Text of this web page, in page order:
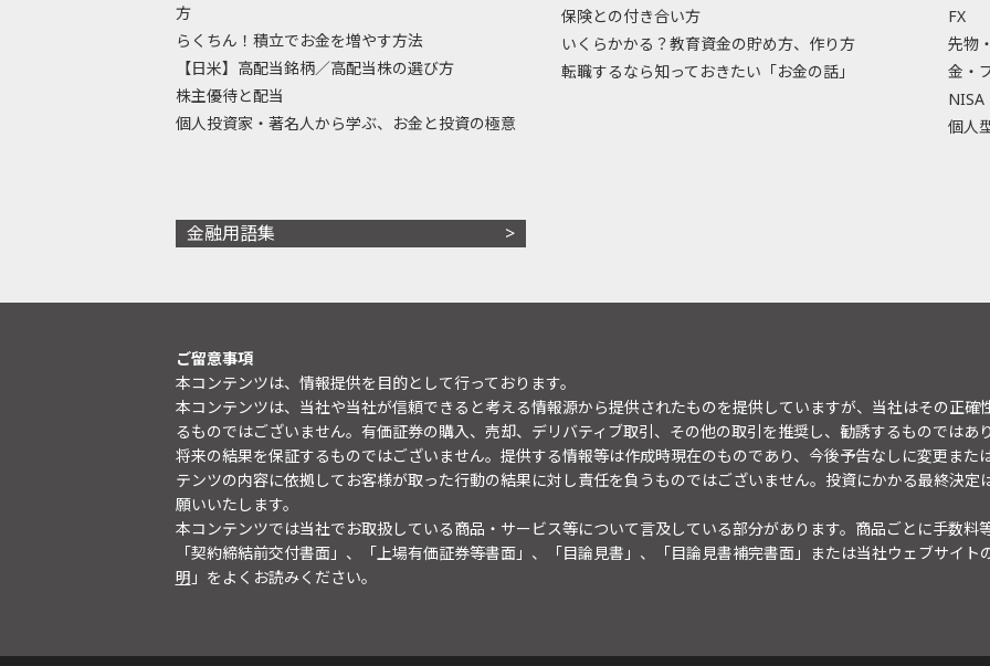
方
らくちん！積立でお金を増やす方法
【日米】高配当銘柄／高配当株の選び方
株主優待と配当
個人投資家・著名人から学ぶ、お金と投資の極意
保険との付き合い方
いくらかかる？教育資金の貯め方、作り方
転職するなら知っておきたい「お金の話」
FX
先物
金・
NISA
個人
金融用語集
ご留意事項
本コンテンツは、情報提供を目的として行っております。
本コンテンツは、当社や当社が信頼できると考える情報源から提供されたものを提供していますが、当社はその正
るものではございません。有価証券の購入、売却、デリバティブ取引、その他の取引を推奨し、勧誘するものではあ
将来の結果を保証するものではございません。提供する情報等は作成時現在のものであり、今後予告なしに変更また
テンツの内容に依拠してお客様が取った行動の結果に対し責任を負うものではございません。投資にかかる最終決
願いいたします。
本コンテンツでは当社でお取扱している商品・サービス等について言及している部分があります。商品ごとに手数料
「契約締結前交付書面」、「上場有価証券等書面」、「目論見書」、「目論見書補完書面」または当社ウェブサイト
明 」をよくお読みください。